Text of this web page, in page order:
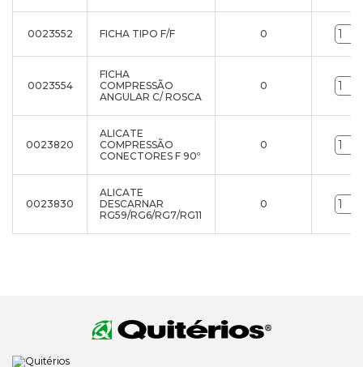
0023552 FICHA TIPO F/F 0
0023554
FICHA
COMPRESSÃO
ANGULAR C/ ROSCA
0
0023820
ALICATE
COMPRESSÃO
CONECTORES F 90º
0
0023830
ALICATE
DESCARNAR
RG59/RG6/RG7/RG11
0